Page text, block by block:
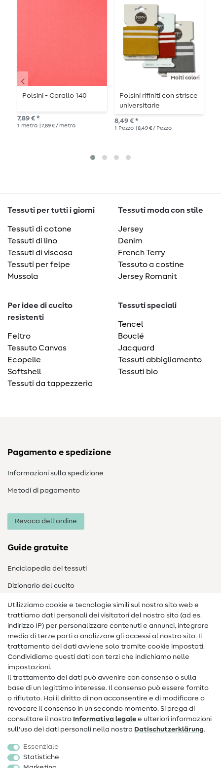
Polsini - Corallo 140
7,89 € *
1 metro | 7,89 € / metro
Molti colori
Polsini rifiniti con strisce
universitarie
8,49 € *
1 Pezzo | 8,49 € / Pezzo
Tessuti per tutti i giorni
Tessuti di cotone
Tessuti di lino
Tessuti di viscosa
Tessuti per felpe
Mussola
Tessuti moda con stile
Jersey
Denim
French Terry
Tessuto a costine
Jersey Romanit
Per idee di cucito
resistenti
Feltro
Tessuto Canvas
Ecopelle
Softshell
Tessuti da tappezzeria
Tessuti speciali
Tencel
Bouclé
Jacquard
Tessuti abbigliamento
Tessuti bio
Pagamento e spedizione
Informazioni sulla spedizione
Metodi di pagamento
Revoca dell'ordine
Guide gratuite
Enciclopedia dei tessuti
Dizionario del cucito
Nähanleitungen
Assistenza e contatto
Contatto
Informazioni sul nuovo proprietario
FAQ
Diritto di recesso
Popolare
Accessori cucito
Utilizziamo cookie e tecnologie simili sul nostro sito web e
trattiamo dati personali dei visitatori del nostro sito (ad es.
indirizzo IP) per personalizzare contenuti e annunci, integrare
media di terze parti o analizzare gli accessi al nostro sito. Il
trattamento dei dati avviene solo tramite cookie impostati.
Condividiamo questi dati con terzi che indichiamo nelle
impostazioni.
Il trattamento dei dati può avvenire con consenso o sulla
base di un legittimo interesse. Il consenso può essere fornito
o rifiutato. Hai il diritto di non acconsentire e di modificare o
revocare il consenso in un secondo momento. Si prega di
consultare il nostro Informativa legale e ulteriori informazioni
sull'uso dei dati personali nella nostra Dati­schutz­erklärung.
Essenziale
Statistiche